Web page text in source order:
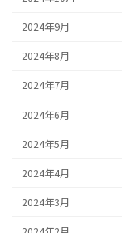
2024年9月
2024年8月
2024年7月
2024年6月
2024年5月
2024年4月
2024年3月